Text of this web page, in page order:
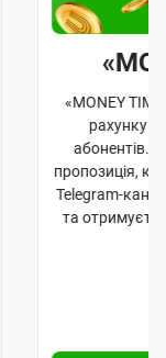
«MONEY
рахунку
абонентів.
пропозиція,
Telegram-
та